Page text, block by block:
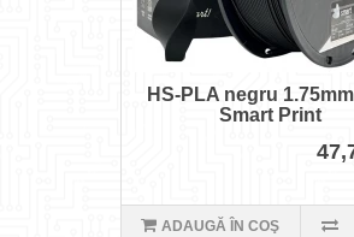
HS-PLA negru
Smart Print
ADAUGĂ ÎN COŞ